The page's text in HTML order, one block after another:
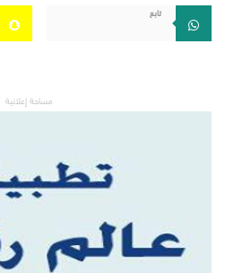
تابع
مساحة إعلانية